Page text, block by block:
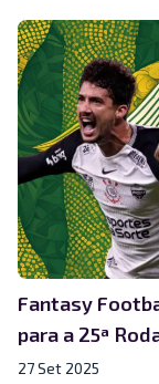
Fantasy
para a 25ª
27 Set 2025